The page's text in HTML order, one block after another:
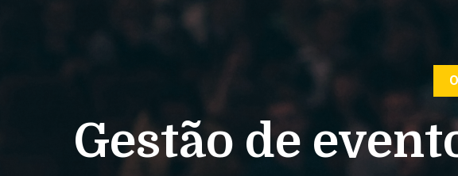
Gestão de